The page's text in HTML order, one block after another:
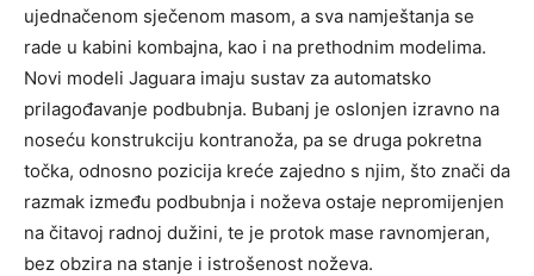
ujednačenom sječenom masom, a sva namještanja se
rade u kabini kombajna, kao i na prethodnim modelima.
Novi modeli Jaguara imaju sustav za automatsko
prilagođavanje podbubnja. Bubanj je oslonjen izravno na
noseću konstrukciju kontranoža, pa se druga pokretna
točka, odnosno pozicija kreće zajedno s njim, što znači da
razmak između podbubnja i noževa ostaje nepromijenjen
na čitavoj radnoj dužini, te je protok mase ravnomjeran,
bez obzira na stanje i istrošenost noževa.